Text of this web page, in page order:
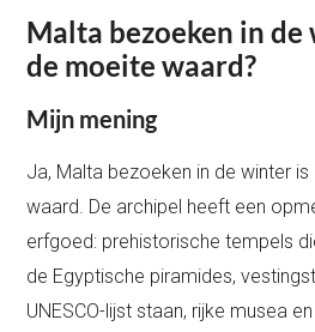
Malta bezoeken in
de moeite waard?
Mijn mening
Ja, Malta bezoeken in de winter
waard. De archipel heeft een
erfgoed: prehistorische tempels
de Egyptische piramides,
UNESCO-lijst staan, rijke musea